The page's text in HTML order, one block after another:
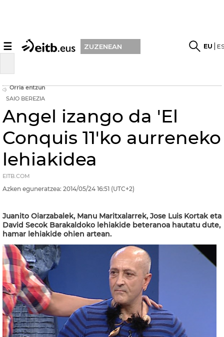
☰ ZUZENEAN EU
Orria entzun
SAIO BEREZIA
Angel izango da 'El
Conquis 11'ko aurreneko
lehiakidea
EITB.COM
Azken eguneratzea: 2014/05/24 16:51 (UTC+2)
Juanito Oiarzabalek, Manu Maritxalarrek, Jose Luis Kortak eta
David Secok Barakaldoko lehiakide beteranoa hautatu dute,
hamar lehiakide ohien artean.